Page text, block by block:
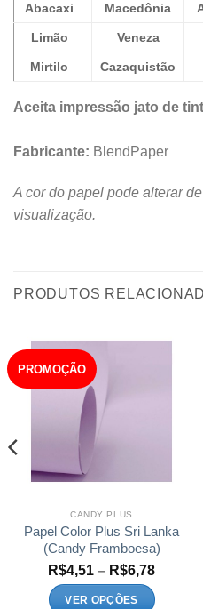
Abacaxi Macedônia
Limão Veneza
Mirtilo Cazaquistão
Aceita impressão jato de
Fabricante: BlendPaper
A cor do papel pode alterar
visualização.
PRODUTOS
PROMOÇÃO
CANDY PLUS
Papel Color Plus Sri Lanka
(Candy Framboesa)
R$4,51 – R$6,78Faixa
preço:
VER OPÇÕES